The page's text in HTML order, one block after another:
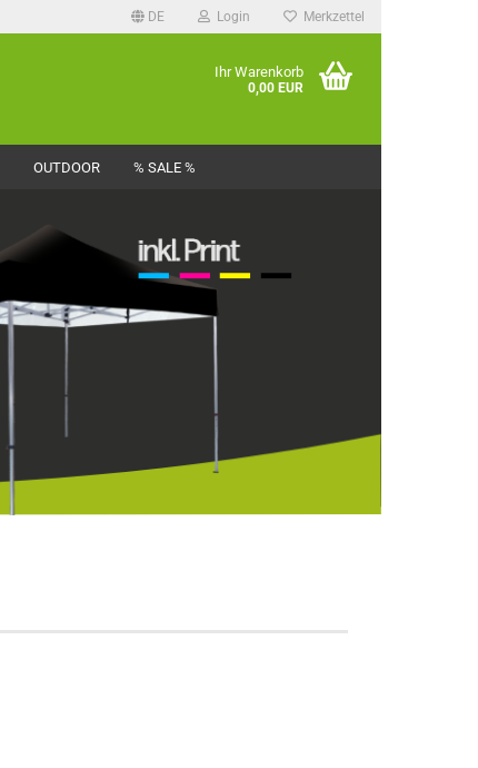
DE Login Merkzettel
Ihr Warenkorb
0,00 EUR
OUTDOOR % SALE %